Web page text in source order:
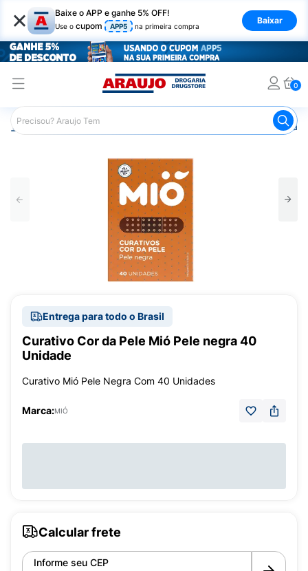
× Baixe o APP e ganhe 5% OFF!
Use o cupom APP5 na primeira compra
Baixar
0
Araujo Saúde e Bem Estar
Entrega para todo o Brasil
Curativo Cor da Pele Mió Pele negra 40
Unidade
Curativo Mió Pele Negra Com 40 Unidades
Marca:MIÓ
Calcular frete
Informe seu CEP